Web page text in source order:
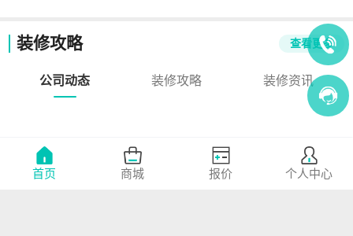
装修攻略 查看更多
公司动态 装修攻略 装修资讯
首页 商城 报价 个人中心